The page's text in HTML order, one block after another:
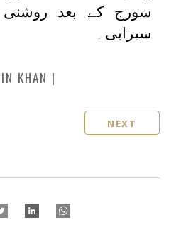
سورج کے بعد روشنی
سیرابی۔
KHAN
NEXT